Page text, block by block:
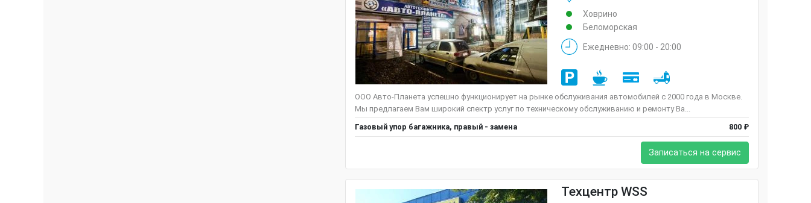
Ховрино
Беломорская
Ежедневно: 09:00 - 20:00
ООО Авто-Планета успешно функционирует на рынке обслуживания автомобилей с 2000 года в Москве.
Мы предлагаем Вам широкий спектр услуг по техническому обслуживанию и ремонту Ва...
Газовый упор багажника, правый - замена
800 ₽
Записаться на сервис
Техцентр WSS